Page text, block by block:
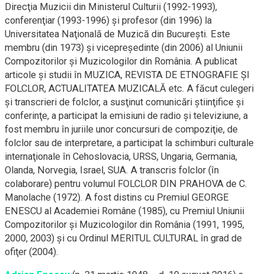
Direcţia Muzicii din Ministerul Culturii (1992-1993),
conferenţiar (1993-1996) şi profesor (din 1996) la
Universitatea Naţională de Muzică din Bucureşti. Este
membru (din 1973) şi vicepreşedinte (din 2006) al Uniunii
Compozitorilor şi Muzicologilor din România. A publicat
articole şi studii în MUZICA, REVISTA DE ETNOGRAFIE ŞI
FOLCLOR, ACTUALITATEA MUZICALĂ etc. A făcut culegeri
şi transcrieri de folclor, a susţinut comunicări ştiinţifice şi
conferinţe, a participat la emisiuni de radio şi televiziune, a
fost membru în juriile unor concursuri de compoziţie, de
folclor sau de interpretare, a participat la schimburi culturale
internaţionale în Cehoslovacia, URSS, Ungaria, Germania,
Olanda, Norvegia, Israel, SUA. A transcris folclor (în
colaborare) pentru volumul FOLCLOR DIN PRAHOVA de C.
Manolache (1972). A fost distins cu Premiul GEORGE
ENESCU al Academiei Române (1985), cu Premiul Uniunii
Compozitorilor şi Muzicologilor din România (1991, 1995,
2000, 2003) şi cu Ordinul MERITUL CULTURAL în grad de
ofiţer (2004).